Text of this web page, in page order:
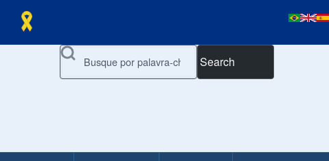
Search